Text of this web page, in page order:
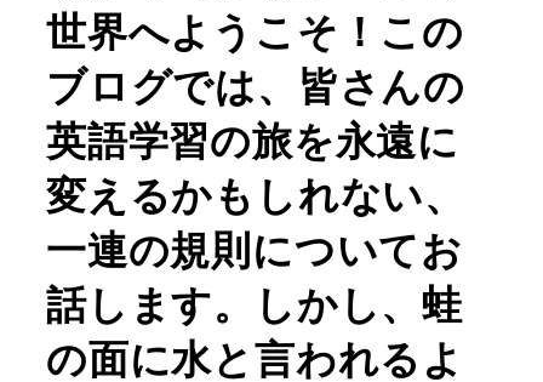
世界へようこそ！この
ブログでは、皆さんの
英語学習の旅を永遠に
変えるかもしれない、
一連の規則についてお
話します。しかし、蛙
の面に水と言われるよ